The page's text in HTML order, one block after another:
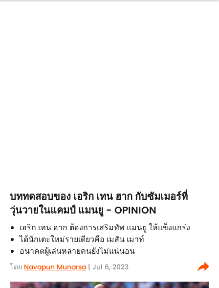
บททดสอบของ เอริก เทน ฮาก กับซัมเมอร์ที่
วุ่นวายในแคมป์ แมนยู - OPINION
เอริก เทน ฮาก ต้องการเสริมทัพ แมนยู ให้แข็งแกร่ง
ได้นักเตะใหม่รายเดียวคือ เมสัน เมาท์
อนาคตผู้เล่นหลายคนยังไม่แน่นอน
โดย Navapun Munarsa | Jul 6, 2023